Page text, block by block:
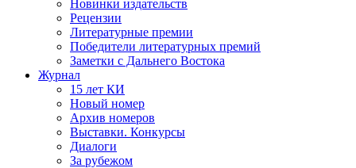
Новинки издательств
Рецензии
Литературные премии
Победители литературных премий
Заметки с Дальнего Востока
Журнал
15 лет КИ
Новый номер
Архив номеров
Выставки. Конкурсы
Диалоги
За рубежом